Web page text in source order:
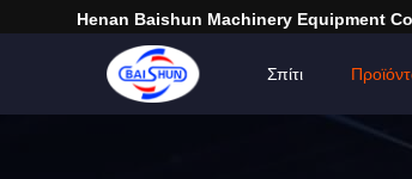
Henan Baishun Machinery Equipment
Σπίτι